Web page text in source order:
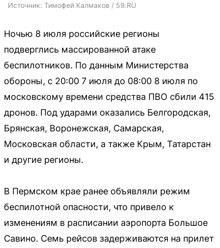
Источник: Тимофей Калмаков / 59.RU
Ночью 8 июля российские регионы
подверглись массированной атаке
беспилотников. По данным Министерства
обороны, с 20:00 7 июля до 08:00 8 июля по
московскому времени средства ПВО сбили 415
дронов. Под ударами оказались Белгородская,
Брянская, Воронежская, Самарская,
Московская области, а также Крым, Татарстан
и другие регионы.
В Пермском крае ранее объявляли режим
беспилотной опасности, что привело к
изменениям в расписании аэропорта Большое
Савино. Семь рейсов задерживаются на прилет